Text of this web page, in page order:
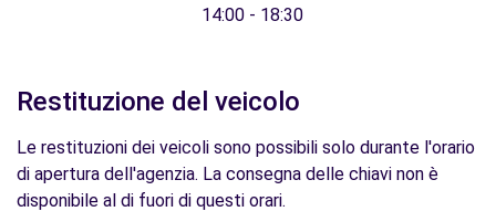
14:00 - 18:30
Restituzione del veicolo
Le restituzioni dei veicoli sono possibili solo durante l'orario
di apertura dell'agenzia. La consegna delle chiavi non è
disponibile al di fuori di questi orari.